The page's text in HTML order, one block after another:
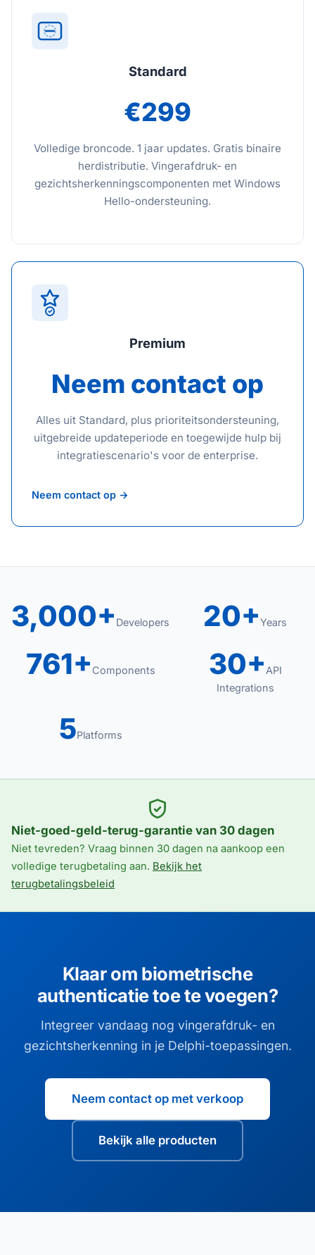
Standard
€299
Volledige broncode. 1 jaar updates. Gratis binaire
herdistributie. Vingerafdruk- en
gezichtsherkenningscomponenten met Windows
Hello-ondersteuning.
Premium
Neem contact op
Alles uit Standard, plus prioriteitsondersteuning,
uitgebreide updateperiode en toegewijde hulp bij
integratiescenario's voor de enterprise.
Neem contact op →
3,000+ Developers 20+Years
761+ Components 30+ API
Integrations
5Platforms
Niet-goed-geld-terug-garantie van 30 dagen
Niet tevreden? Vraag binnen 30 dagen na aankoop een
volledige terugbetaling aan. Bekijk het
terugbetalingsbeleid
Klaar om biometrische
authenticatie toe te voegen?
Integreer vandaag nog vingerafdruk- en
gezichtsherkenning in je Delphi-toepassingen.
Neem contact op met verkoop
Bekijk alle producten